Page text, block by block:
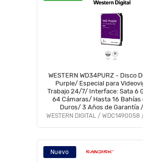
WESTERN WD34PURZ - Disco
Purple/ Especial para
Trabajo 24/7/ Interface: Sata 6
64 Cámaras/ Hasta 16 Bahías
Duros/ 3 Años de Garantía
Nuevo